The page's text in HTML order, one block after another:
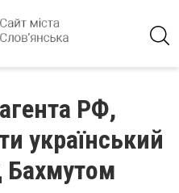
РФ,
український
Бахмутом